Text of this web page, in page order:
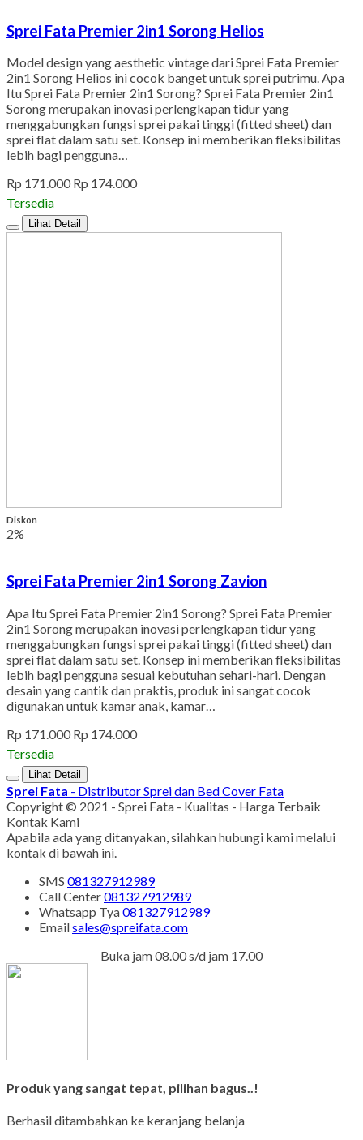
Sprei Fata Premier 2in1 Sorong Helios
Model design yang aesthetic vintage dari Sprei Fata Premier
2in1 Sorong Helios ini cocok banget untuk sprei putrimu. Apa
Itu Sprei Fata Premier 2in1 Sorong? Sprei Fata Premier 2in1
Sorong merupakan inovasi perlengkapan tidur yang
menggabungkan fungsi sprei pakai tinggi (fitted sheet) dan
sprei flat dalam satu set. Konsep ini memberikan fleksibilitas
lebih bagi pengguna…
Rp 171.000 Rp 174.000
Tersedia
Lihat Detail
Diskon
2%
Sprei Fata Premier 2in1 Sorong Zavion
Apa Itu Sprei Fata Premier 2in1 Sorong? Sprei Fata Premier
2in1 Sorong merupakan inovasi perlengkapan tidur yang
menggabungkan fungsi sprei pakai tinggi (fitted sheet) dan
sprei flat dalam satu set. Konsep ini memberikan fleksibilitas
lebih bagi pengguna sesuai kebutuhan sehari-hari. Dengan
desain yang cantik dan praktis, produk ini sangat cocok
digunakan untuk kamar anak, kamar…
Rp 171.000 Rp 174.000
Tersedia
Lihat Detail
Sprei Fata - Distributor Sprei dan Bed Cover Fata
Copyright © 2021 - Sprei Fata - Kualitas - Harga Terbaik
Kontak Kami
Apabila ada yang ditanyakan, silahkan hubungi kami melalui
kontak di bawah ini.
SMS 081327912989
Call Center081327912989
Whatsapp Tya081327912989
Emailsales@spreifata.com
Buka jam 08.00 s/d jam 17.00
Produk yang sangat tepat, pilihan bagus..!
Berhasil ditambahkan ke keranjang belanja